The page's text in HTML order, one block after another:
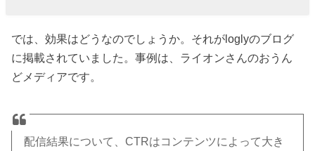
では、効果はどうなのでしょうか。それがloglyのブログ
に掲載されていました。事例は、ライオンさんのおうん
どメディアです。
配信結果について、CTRはコンテンツによって大き